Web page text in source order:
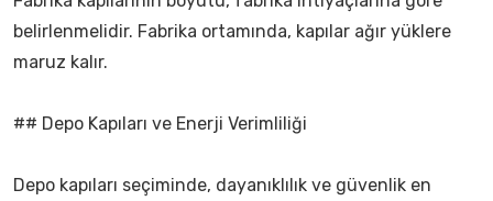
belirlenmelidir. Fabrika ortamında, kapılar ağır yüklere
maruz kalır.
## Depo Kapıları ve Enerji Verimliliği
Depo kapıları seçiminde, dayanıklılık ve güvenlik en